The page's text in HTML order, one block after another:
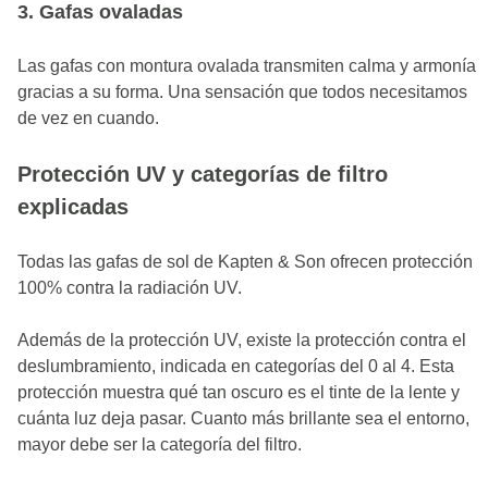
3. Gafas ovaladas
Las gafas con montura ovalada transmiten calma y armonía
gracias a su forma. Una sensación que todos necesitamos
de vez en cuando.
Protección UV y categorías de filtro
explicadas
Todas las gafas de sol de Kapten & Son ofrecen protección
100% contra la radiación UV.
Además de la protección UV, existe la protección contra el
deslumbramiento, indicada en categorías del 0 al 4. Esta
protección muestra qué tan oscuro es el tinte de la lente y
cuánta luz deja pasar. Cuanto más brillante sea el entorno,
mayor debe ser la categoría del filtro.